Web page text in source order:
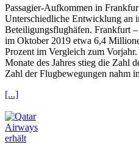
Passagier-Aufkommen in
Unterschiedliche Entwicklung an
Beteiligungsflughäfen. Frankfurt
im Oktober 2019 etwa 6,4
Prozent im Vergleich zum
Monate des Jahres stieg die Zahl
Zahl der Flugbewegungen nahm
[...]